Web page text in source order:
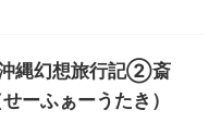
縄幻想旅行記②斎
ーふぁーうたき）